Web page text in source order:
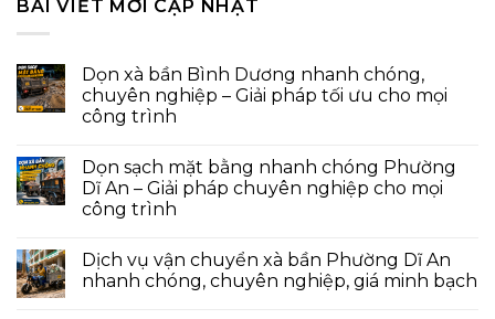
BÀI VIẾT MỚI CẬP NHẬT
Dọn xà bần Bình Dương nhanh chóng,
chuyên nghiệp – Giải pháp tối ưu cho mọi
công trình
Dọn sạch mặt bằng nhanh chóng Phường
Dĩ An – Giải pháp chuyên nghiệp cho mọi
công trình
Dịch vụ vận chuyển xà bần Phường Dĩ An
nhanh chóng, chuyên nghiệp, giá minh bạch